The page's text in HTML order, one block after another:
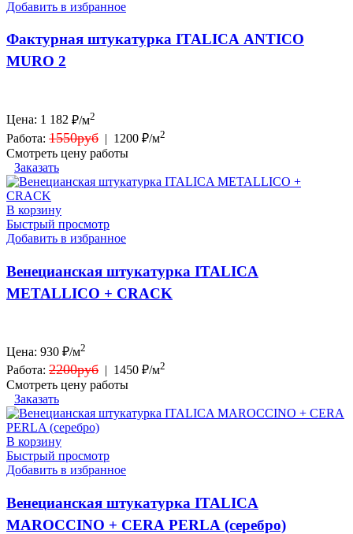
Добавить в избранное
Фактурная штукатурка ITALICA ANTICO
MURO 2
Цена: 1 182 ₽/м2
Работа: 1550руб | 1200 ₽/м2
Смотреть цену работы
Заказать
В корзину
Быстрый просмотр
Добавить в избранное
Венецианская штукатурка ITALICA
METALLICO + СRACK
Цена: 930 ₽/м2
Работа: 2200руб | 1450 ₽/м2
Смотреть цену работы
Заказать
В корзину
Быстрый просмотр
Добавить в избранное
Венецианская штукатурка ITALICA
MAROCCINO + CERA PERLA (серебро)